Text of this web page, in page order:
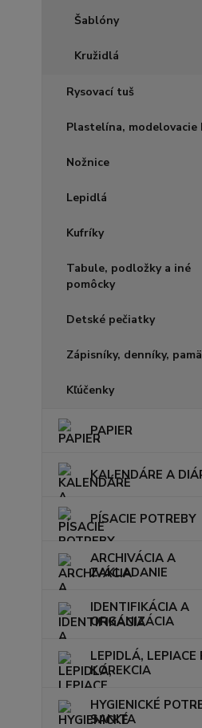
Šablóny
Kružidlá
Rysovací tuš
Plastelína, modelovacie
Nožnice
Lepidlá
Kufríky
Tabule, podložky a iné
pomôcky
Detské pečiatky
Zápisníky, denníky,
Kľúčenky
PAPIER
KALENDÁRE A
PÍSACIE POTREBY
ARCHIVÁCIA A
ZAKLADANIE
IDENTIFIKÁCIA A
ORGANIZÁCIA
LEPIDLÁ, LEPIACE
KOREKCIA
HYGIENICKÉ
SANITA